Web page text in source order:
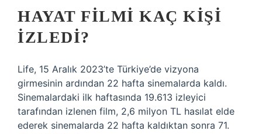
HAYAT FILMI KAÇ KIŞI
IZLEDI?
Life, 15 Aralık 2023’te Türkiye’de vizyona
girmesinin ardından 22 hafta sinemalarda kaldı.
Sinemalardaki ilk haftasında 19.613 izleyici
tarafından izlenen film, 2,6 milyon TL hasılat elde
ederek sinemalarda 22 hafta kaldıktan sonra 71.